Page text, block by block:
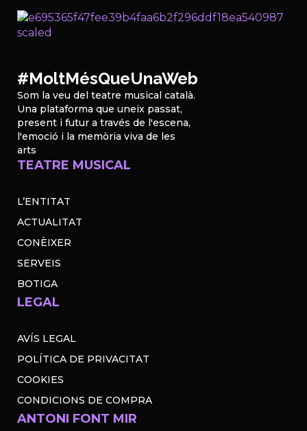
#MoltMésQueUnaWeb
Som la veu del teatre musical català.
Una plataforma que uneix passat,
present i futur a través de l'escena,
l'emoció i la memòria viva de les
arts
TEATRE MUSICAL
L’ENTITAT
ACTUALITAT
CONÈIXER
SERVEIS
BOTIGA
LEGAL
AVÍS LEGAL
POLÍTICA DE PRIVACITAT
COOKIES
CONDICIONS DE COMPRA
ANTONI FONT MIR